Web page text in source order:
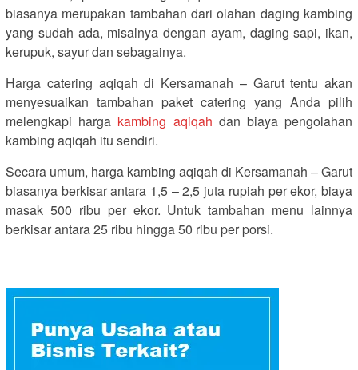
biasanya merupakan tambahan dari olahan daging kambing
yang sudah ada, misalnya dengan ayam, daging sapi, ikan,
kerupuk, sayur dan sebagainya.
Harga catering aqiqah di Kersamanah – Garut tentu akan
menyesuaikan tambahan paket catering yang Anda pilih
melengkapi harga kambing aqiqah dan biaya pengolahan
kambing aqiqah itu sendiri.
Secara umum, harga kambing aqiqah di Kersamanah – Garut
biasanya berkisar antara 1,5 – 2,5 juta rupiah per ekor, biaya
masak 500 ribu per ekor. Untuk tambahan menu lainnya
berkisar antara 25 ribu hingga 50 ribu per porsi.